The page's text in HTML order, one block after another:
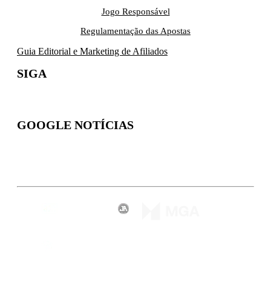
Jogo Responsável
Regulamentação das Apostas
Guia Editorial e Marketing de Afiliados
SIGA
GOOGLE NOTÍCIAS